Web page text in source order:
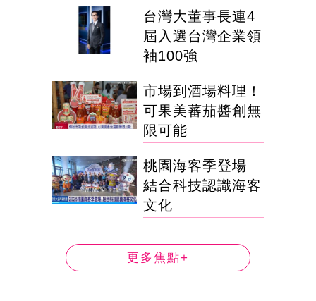
台灣大董事長連4
屆入選台灣企業領
袖100強
市場到酒場料理！
可果美蕃茄醬創無
限可能
桃園海客季登場
結合科技認識海客
文化
更多焦點+